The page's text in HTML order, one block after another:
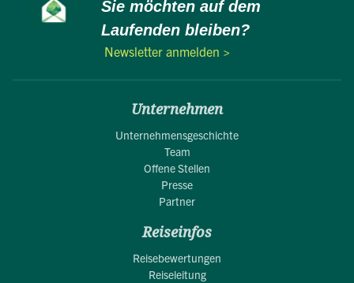
Sie möchten auf dem
Laufenden bleiben?
Newsletter anmelden >
Unternehmen
Unternehmensgeschichte
Team
Offene Stellen
Presse
Partner
Reiseinfos
Reisebewertungen
Reiseleitung